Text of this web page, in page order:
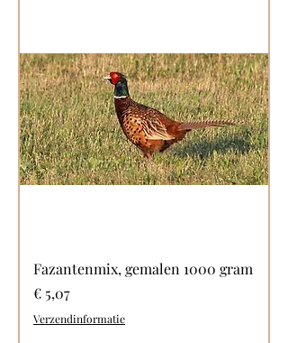
Fazantenmix, gemalen 1000 gram
Prijs
€ 5,07
Verzendinformatie